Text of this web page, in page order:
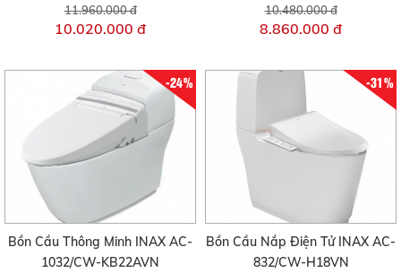
11.960.000 đ
10.020.000 đ
10.480.000 đ
8.860.000 đ
-24%
Bồn Cầu Thông Minh INAX AC-
1032/CW-KB22AVN
-31%
Bồn Cầu Nắp Điện Tử INAX AC-
832/CW-H18VN